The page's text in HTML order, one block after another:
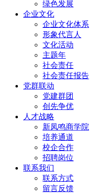
绿色发展
企业文化
企业文化体系
形象代言人
文化活动
主题年
社会责任
社会责任报告
党群联动
党建群团
创先争优
人才战略
新凤鸣商学院
培养通道
校企合作
招聘岗位
联系我们
联系方式
留言反馈